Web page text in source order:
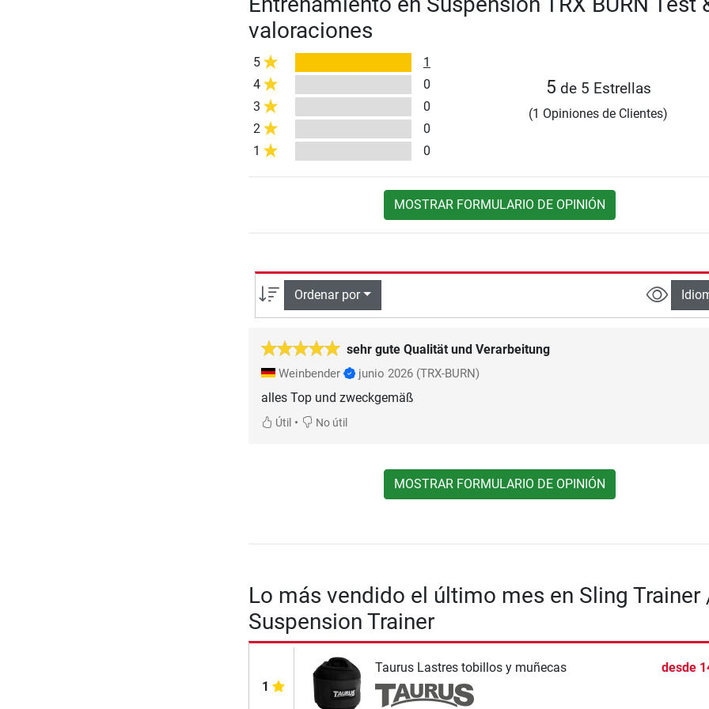
valoraciones
5
1
4
0
3
0
2
0
1
0
5 de 5 Estrellas
(1 Opiniones de Clientes)
MOSTRAR FORMULARIO DE OPINIÓN
Ordenar por
sehr gute Qualität und Verarbeitung
Weinbender junio 2026 (TRX-BURN)
alles Top und zweckgemäß
Útil• No útil
MOSTRAR FORMULARIO DE OPINIÓN
Lo más vendido el último mes en Sling Trainer
Suspension Trainer
1
Taurus Lastres tobillos y muñecas desde